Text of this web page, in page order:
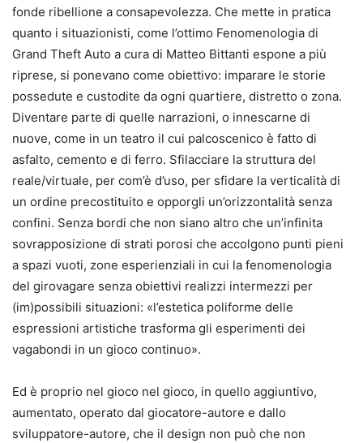
fonde ribellione a consapevolezza. Che mette in pratica
quanto i situazionisti, come l’ottimo Fenomenologia di
Grand Theft Auto a cura di Matteo Bittanti espone a più
riprese, si ponevano come obiettivo: imparare le storie
possedute e custodite da ogni quartiere, distretto o zona.
Diventare parte di quelle narrazioni, o innescarne di
nuove, come in un teatro il cui palcoscenico è fatto di
asfalto, cemento e di ferro. Sfilacciare la struttura del
reale/virtuale, per com’è d’uso, per sfidare la verticalità di
un ordine precostituito e opporgli un’orizzontalità senza
confini. Senza bordi che non siano altro che un’infinita
sovrapposizione di strati porosi che accolgono punti pieni
a spazi vuoti, zone esperienziali in cui la fenomenologia
del girovagare senza obiettivi realizzi intermezzi per
(im)possibili situazioni: «l’estetica poliforme delle
espressioni artistiche trasforma gli esperimenti dei
vagabondi in un gioco continuo».
Ed è proprio nel gioco nel gioco, in quello aggiuntivo,
aumentato, operato dal giocatore-autore e dallo
sviluppatore-autore, che il design non può che non